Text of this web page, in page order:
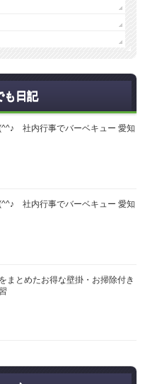
も日記
社内行事でバーベキュー 愛知
社内行事でバーベキュー 愛知
まとめたお得な壁掛・お掃除付き